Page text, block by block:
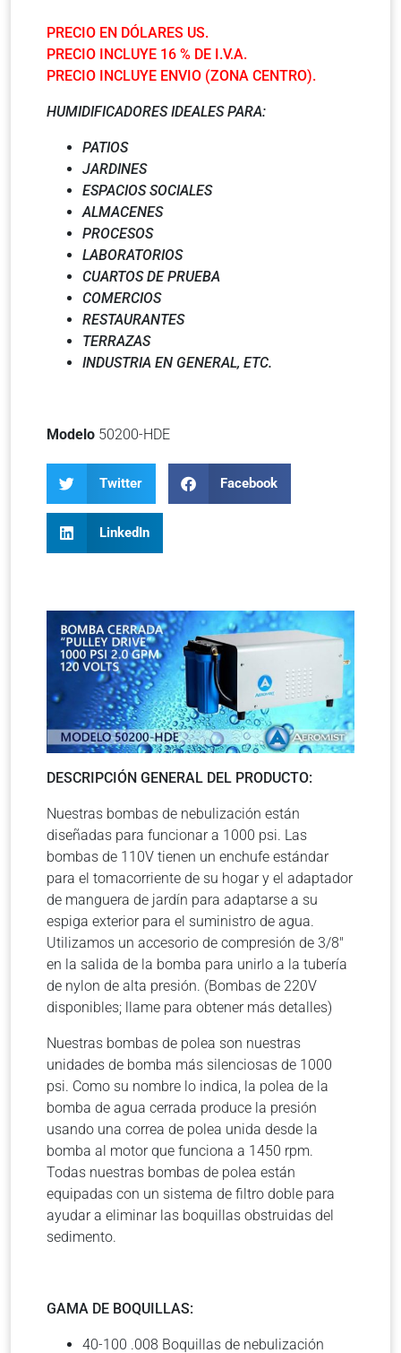
PRECIO EN DÓLARES US.
PRECIO INCLUYE 16 % DE I.V.A.
PRECIO INCLUYE ENVIO (ZONA CENTRO).
HUMIDIFICADORES IDEALES PARA:
PATIOS
JARDINES
ESPACIOS SOCIALES
ALMACENES
PROCESOS
LABORATORIOS
CUARTOS DE PRUEBA
COMERCIOS
RESTAURANTES
TERRAZAS
INDUSTRIA EN GENERAL, ETC.
Modelo 50200-HDE
Twitter Facebook
LinkedIn
DESCRIPCIÓN GENERAL DEL PRODUCTO:
Nuestras bombas de nebulización están
diseñadas para funcionar a 1000 psi. Las
bombas de 110V tienen un enchufe estándar
para el tomacorriente de su hogar y el adaptador
de manguera de jardín para adaptarse a su
espiga exterior para el suministro de agua.
Utilizamos un accesorio de compresión de 3/8″
en la salida de la bomba para unirlo a la tubería
de nylon de alta presión. (Bombas de 220V
disponibles; llame para obtener más detalles)
Nuestras bombas de polea son nuestras
unidades de bomba más silenciosas de 1000
psi. Como su nombre lo indica, la polea de la
bomba de agua cerrada produce la presión
usando una correa de polea unida desde la
bomba al motor que funciona a 1450 rpm.
Todas nuestras bombas de polea están
equipadas con un sistema de filtro doble para
ayudar a eliminar las boquillas obstruidas del
sedimento.
GAMA DE BOQUILLAS:
40-100 .008 Boquillas de nebulización